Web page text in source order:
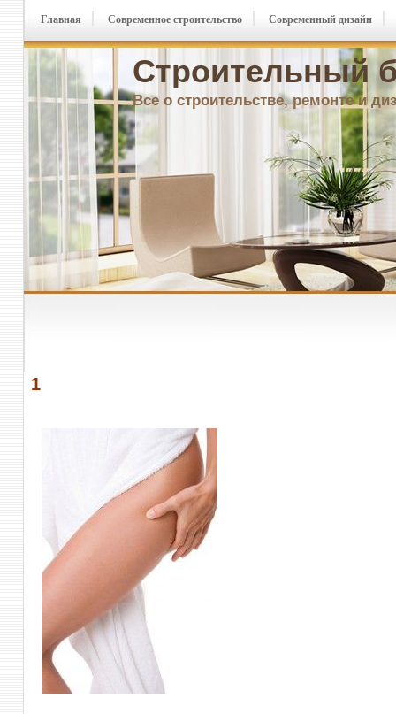
Строительный
Все о строительстве, ремонте и
Главная Современное строительство Современный дизайн
1